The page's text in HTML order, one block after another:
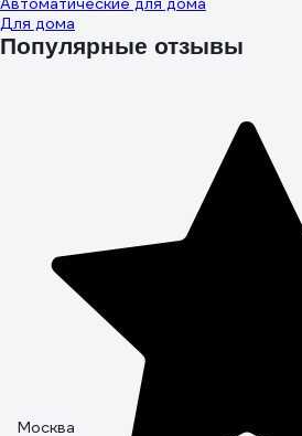
Для дома
Популярные отзывы
Москва